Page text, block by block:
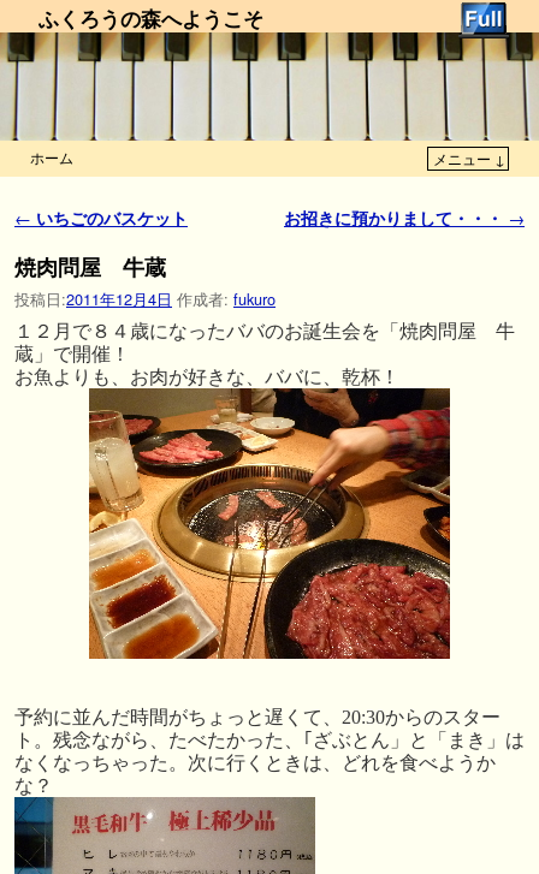
ふくろうの森へようこそ
ホーム メニュー ↓
投稿ナビゲーション
← いちごのバスケット お招きに預かりまして・・・ →
焼肉問屋 牛蔵
投稿日:2011年12月4日 作成者: fukuro
１２月で８４歳になったババのお誕生会を「焼肉問屋 牛
蔵」で開催！
お魚よりも、お肉が好きな、ババに、乾杯！
予約に並んだ時間がちょっと遅くて、20:30からのスター
ト。残念ながら、たべたかった、｢ざぶとん」と「まき」は
なくなっちゃった。次に行くときは、どれを食べようか
な？